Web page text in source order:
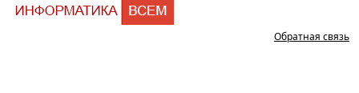
Обратная связь